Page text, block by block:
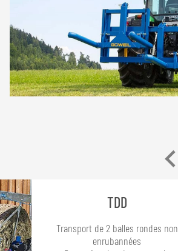
TDD
Transport de 2 balles rondes non
enrubannées